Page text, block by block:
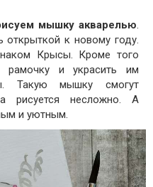
мышку акварелью.
открыткой к новому году.
Крысы. Кроме того
рамочку и украсить им
Такую мышку смогут
рисуется несложно. А
и уютным.